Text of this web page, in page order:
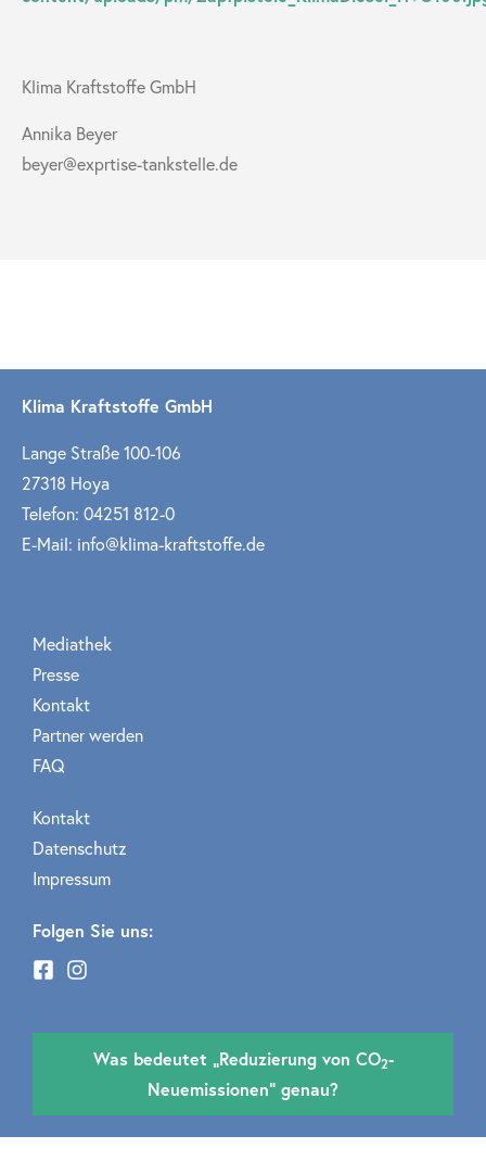
Klima Kraftstoffe GmbH
Annika Beyer
beyer@exprtise-tankstelle.de
Klima Kraftstoffe GmbH
Lange Straße 100-106
27318 Hoya
Telefon: 04251 812-0
E-Mail: info@klima-kraftstoffe.de
Mediathek
Presse
Kontakt
Partner werden
FAQ
Kontakt
Datenschutz
Impressum
Folgen Sie uns:
Was bedeutet „Reduzierung von CO2-
Neuemissionen“ genau?